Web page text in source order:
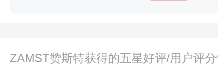
ZAMST赞斯特获得的五星好评/用户评